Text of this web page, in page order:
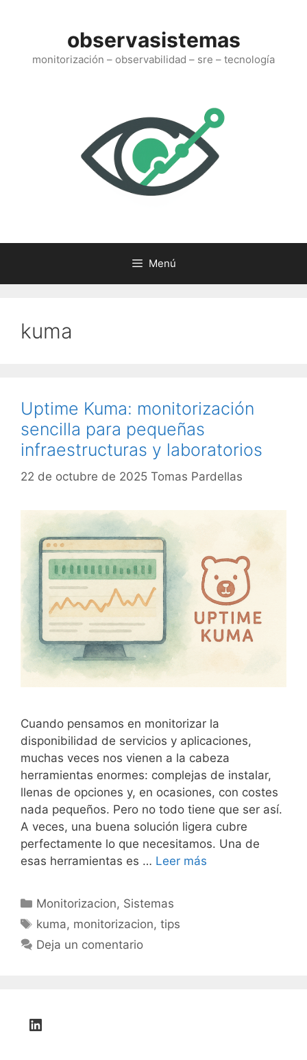
observasistemas
monitorización – observabilidad – sre – tecnología
Menú
kuma
Uptime Kuma: monitorización
sencilla para pequeñas
infraestructuras y laboratorios
22 de octubre de 2025 Tomas Pardellas
Cuando pensamos en monitorizar la
disponibilidad de servicios y aplicaciones,
muchas veces nos vienen a la cabeza
herramientas enormes: complejas de instalar,
llenas de opciones y, en ocasiones, con costes
nada pequeños. Pero no todo tiene que ser así.
A veces, una buena solución ligera cubre
perfectamente lo que necesitamos. Una de
esas herramientas es … Leer más
Categorías
Monitorizacion, Sistemas
Etiquetas
kuma, monitorizacion,tips
Deja un comentario
LinkedIn